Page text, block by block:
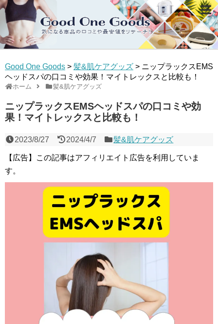
Good One Goods > 髪&肌ケアグッズ > ニップラックスEMS
ヘッドスパの口コミや効果！マイトレックスと比較も！
ホーム 髪&肌ケアグッズ
ニップラックスEMSヘッドスパの口コミや効
果！マイトレックスと比較も！
2023/8/27 2024/4/7 髪&肌ケアグッズ
【広告】この記事はアフィリエイト広告を利用していま
す。